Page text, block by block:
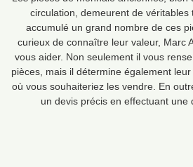
circulation, demeurent de véritables
accumulé un grand nombre de ces
curieux de connaître leur valeur, Marc
vous aider. Non seulement il vous
pièces, mais il détermine également
où vous souhaiteriez les vendre. En
un devis précis en effectuant une